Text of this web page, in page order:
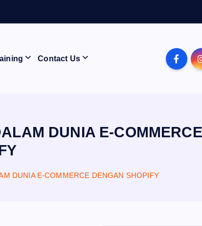
Contact Us
DUNIA E-
DUNIA E-COMMERCE DENGAN SHOPIFY